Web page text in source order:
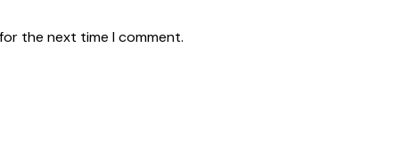
the next time I comment.